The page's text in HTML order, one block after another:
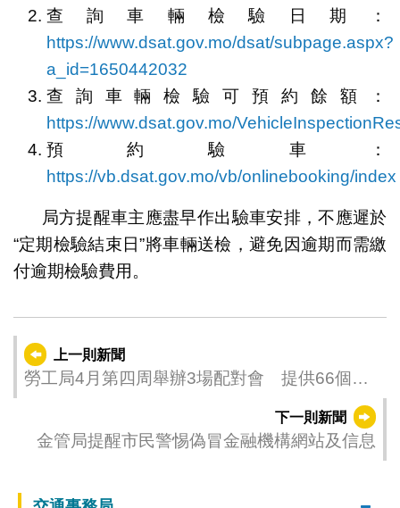
查詢車輛檢驗日期：
https://www.dsat.gov.mo/dsat/subpage.aspx?
a_id=1650442032
查詢車輛檢驗可預約餘額：
https://www.dsat.gov.mo/
預約驗車：
https://vb.dsat.gov.mo/vb/onlinebooking/index
局方提醒車主應盡早作出驗車安排，不應遲於
“定期檢驗結束日”將車輛送檢，避免因逾期而需繳
付逾期檢驗費用。
上一則新聞
勞工局4月第四周舉辦3場配對會 提供66個職
下一則新聞
金管局提醒市民警惕偽冒金融機構網站及信息